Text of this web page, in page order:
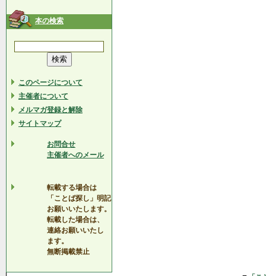
本の検索
このページについて
主催者について
メルマガ登録と解除
サイトマップ
お問合せ
主催者へのメール
転載する場合は
「ことば探し」明記
お願いいたします。
転載した場合は、
連絡お願いいたし
ます。
無断掲載禁止